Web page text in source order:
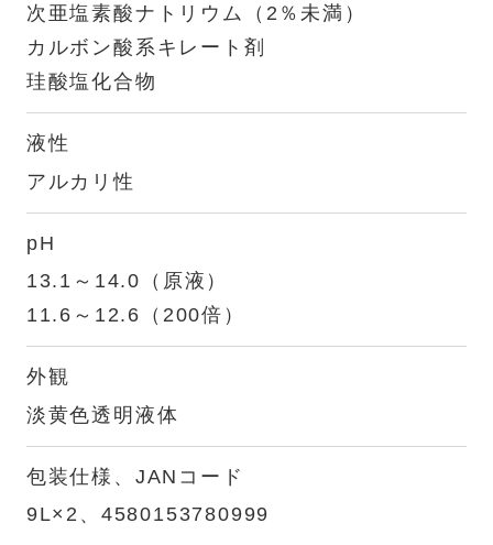
次亜塩素酸ナトリウム（2％未満）
カルボン酸系キレート剤
珪酸塩化合物
液性
アルカリ性
pH
13.1～14.0（原液）
11.6～12.6（200倍）
外観
淡黄色透明液体
包装仕様、JANコード
9L×2、4580153780999